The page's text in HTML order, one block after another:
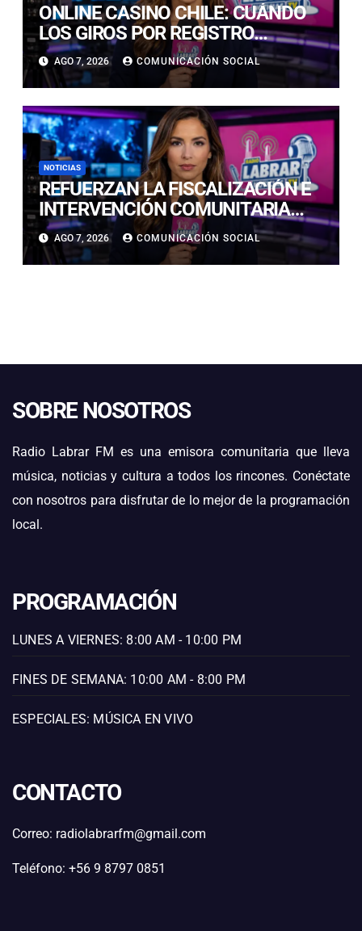
ONLINE CASINO CHILE: CUÁNDO
LOS GIROS POR REGISTRO
REALMENTE SIRVEN
AGO 7, 2026 COMUNICACIÓN SOCIAL
NOTICIAS
REFUERZAN LA FISCALIZACIÓN E
INTERVENCIÓN COMUNITARIA
CON OPERATIVO CONJUNTO EN
CALDERA
AGO 7, 2026 COMUNICACIÓN SOCIAL
SOBRE NOSOTROS
Radio Labrar FM es una emisora comunitaria que lleva
música, noticias y cultura a todos los rincones. Conéctate
con nosotros para disfrutar de lo mejor de la programación
local.
PROGRAMACIÓN
LUNES A VIERNES: 8:00 AM - 10:00 PM
FINES DE SEMANA: 10:00 AM - 8:00 PM
ESPECIALES: MÚSICA EN VIVO
CONTACTO
Correo: radiolabrarfm@gmail.com
Teléfono: +56 9 8797 0851